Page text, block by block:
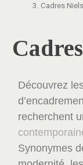
Cadres
Découvrez
recherchent
Synonymes